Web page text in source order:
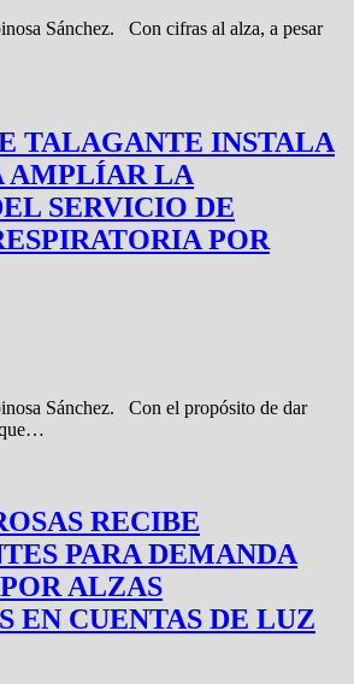
Sánchez. Con cifras al alza, a pesar
TALAGANTE INSTALA
AMPLÍAR LA
SERVICIO DE
POR
Sánchez. Con el propósito de dar
que…
RECIBE
PARA DEMANDA
ALZAS
EN CUENTAS DE LUZ